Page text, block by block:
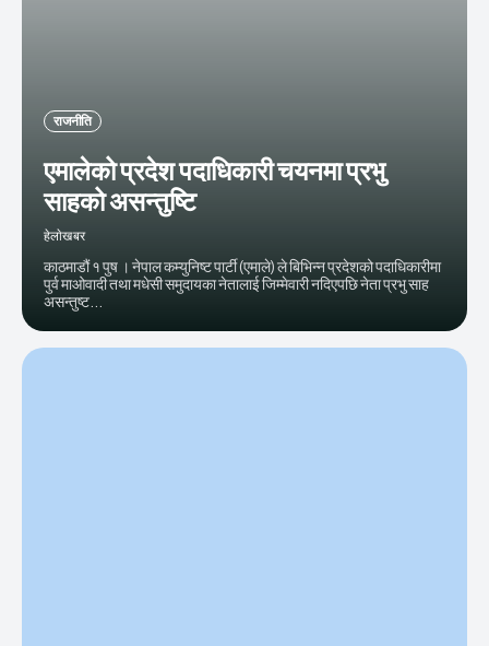
राजनीति
एमालेको प्रदेश पदाधिकारी चयनमा प्रभु
साहको असन्तुष्टि
हेलाेखबर
काठमाडौं १ पुष । नेपाल कम्युनिष्ट पार्टी (एमाले) ले बिभिन्न प्रदेशको पदाधिकारीमा
पुर्व माओवादी तथा मधेसी समुदायका नेतालाई जिम्मेवारी नदिएपछि नेता प्रभु साह
असन्तुष्ट...